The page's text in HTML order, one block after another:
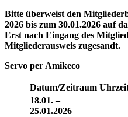
Bitte überweist den
2026 bis zum 30.01.2026 auf
Erst nach Eingang des
Mitgliederausweis zugesandt.
Servo per Amikeco
Datum/Zeitraum
18.01. –
25.01.2026